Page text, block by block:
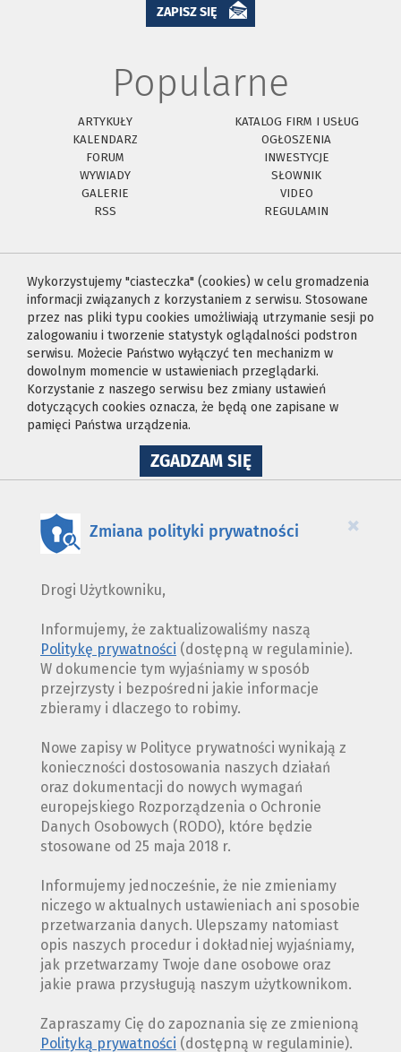
ZAPISZ SIĘ
Popularne
ARTYKUŁY
KATALOG FIRM I USŁUG
KALENDARZ
OGŁOSZENIA
FORUM
INWESTYCJE
WYWIADY
SŁOWNIK
GALERIE
VIDEO
RSS
REGULAMIN
Wykorzystujemy "ciasteczka" (cookies) w celu gromadzenia
informacji związanych z korzystaniem z serwisu. Stosowane
przez nas pliki typu cookies umożliwiają utrzymanie sesji po
zalogowaniu i tworzenie statystyk oglądalności podstron
serwisu. Możecie Państwo wyłączyć ten mechanizm w
dowolnym momencie w ustawieniach przeglądarki.
Korzystanie z naszego serwisu bez zmiany ustawień
dotyczących cookies oznacza, że będą one zapisane w
pamięci Państwa urządzenia.
ZGADZAM SIĘNA
WYKORZYSTANIE
×
Zmiana polityki prywatności
Drogi Użytkowniku,
Informujemy, że zaktualizowaliśmy naszą
Politykę prywatności (dostępną w regulaminie).
W dokumencie tym wyjaśniamy w sposób
przejrzysty i bezpośredni jakie informacje
zbieramy i dlaczego to robimy.
Nowe zapisy w Polityce prywatności wynikają z
konieczności dostosowania naszych działań
oraz dokumentacji do nowych wymagań
europejskiego Rozporządzenia o Ochronie
Danych Osobowych (RODO), które będzie
stosowane od 25 maja 2018 r.
Informujemy jednocześnie, że nie zmieniamy
niczego w aktualnych ustawieniach ani sposobie
przetwarzania danych. Ulepszamy natomiast
opis naszych procedur i dokładniej wyjaśniamy,
jak przetwarzamy Twoje dane osobowe oraz
jakie prawa przysługują naszym użytkownikom.
Zapraszamy Cię do zapoznania się ze zmienioną
Polityką prywatności (dostępną w regulaminie).